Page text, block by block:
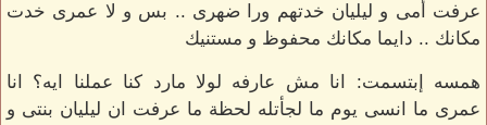
عرفت أمى و ليليان خدتهم ورا ضهرى .. بس و لا عمرى خدت
مكانك .. دايما مكانك محفوظ و مستنيك
همسه إبتسمت: انا مش عارفه لولا مارد كنا عملنا ايه؟ انا
عمرى ما انسى يوم ما لجأتله لحظة ما عرفت ان ليليان بنتى و